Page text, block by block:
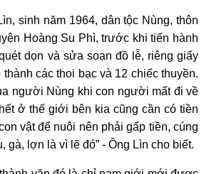
sinh năm 1964, dân tộc Nùng, thôn
Hoàng Su Phì, trước khi tiến hành
dọn và sửa soạn đồ lễ, riêng giấy
các thoi bạc và 12 chiếc thuyền.
người Nùng khi con người mất đi về
ở thế giới bên kia cũng cần có tiền
vật để nuôi nên phải gấp tiền, cúng
gà, lợn là vì lẽ đó” - Ông Lìn cho biết.